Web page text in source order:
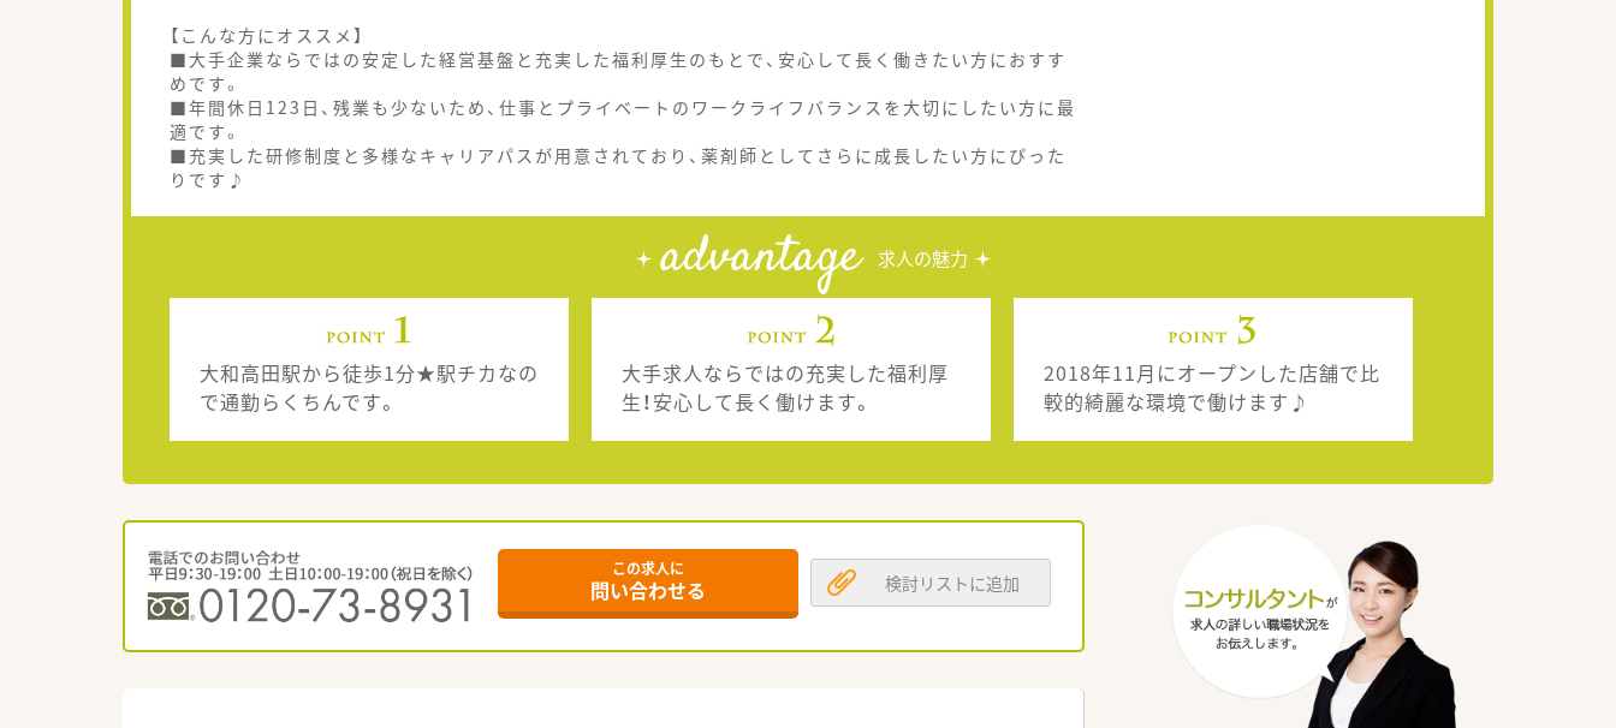
【こんな方にオススメ】
■大手企業ならではの安定した経営基盤と充実した福利厚生のもとで、安心して長く働きたい方におすす
めです。
■年間休日123日、残業も少ないため、仕事とプライベートのワークライフバランスを大切にしたい方に最
適です。
■充実した研修制度と多様なキャリアパスが用意されており、薬剤師としてさらに成長したい方にぴった
りです♪
advantage 求人の魅力
大和高田駅から徒歩1分★駅チカなの
で通勤らくちんです。
大手求人ならではの充実した福利厚
生！安心して長く働けます。
2018年11月にオープンした店舗で比
較的綺麗な環境で働けます♪
この求人に
問い合わせる 検討リストに追加